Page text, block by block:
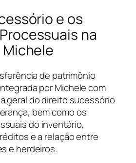
e os
na
de patrimônio
por Michele com
geral do direito sucessório
bem como os
do inventário,
e a relação entre
e herdeiros.